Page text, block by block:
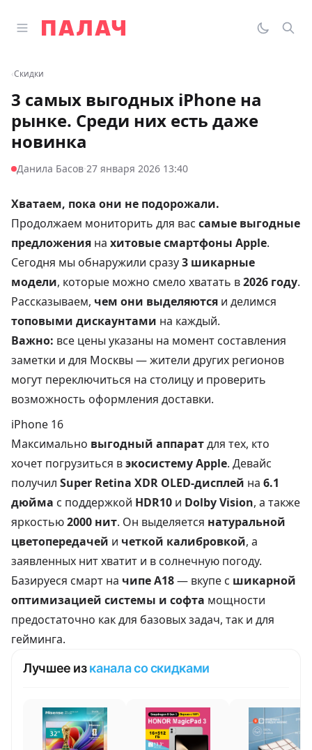
Открыть главное меню
Палач
‹Скидки
3 самых выгодных iPhone на
рынке. Среди них есть даже
новинка
Данила Басов·27 января 2026 13:40
Хватаем, пока они не подорожали.
Продолжаем мониторить для вас самые выгодные
предложения на хитовые смартфоны Apple.
Сегодня мы обнаружили сразу3 шикарные
модели, которые можно смело хватать в2026 году.
Рассказываем, чем они выделяются и делимся
топовыми дискаунтами на каждый.
Важно: все цены указаны на момент составления
заметки и для Москвы — жители других регионов
могут переключиться на столицу и проверить
возможность оформления доставки.
iPhone 16
Максимально выгодный аппаратдля тех, кто
хочет погрузиться вэкосистему Apple. Девайс
получил Super Retina XDR OLED-дисплей на 6.1
дюйма с поддержкой HDR10 и Dolby Vision, а также
яркостью2000 нит. Он выделяется натуральной
цветопередачей и четкой калибровкой, а
заявленных нит хватит и в солнечную погоду.
Базируеся смарт на чипе A18— вкупе с шикарной
оптимизацией системы и софта мощности
предостаточно как для базовых задач, так и для
гейминга.
Лучшее изканала со скидками